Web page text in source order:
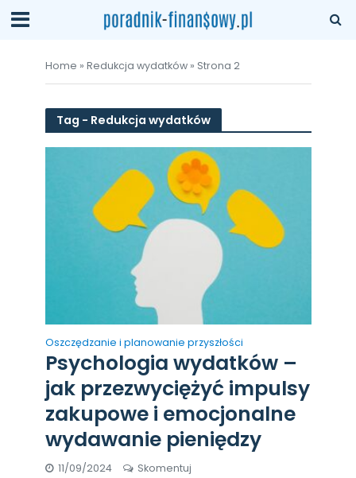
Home » Redukcja wydatków» Strona 2
Tag - Redukcja wydatków
Oszczędzanie i planowanie przyszłości
Psychologia wydatków –
jak przezwyciężyć impulsy
zakupowe i emocjonalne
wydawanie pieniędzy
11/09/2024 Skomentuj